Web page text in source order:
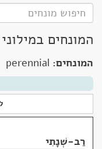
המונחים
המונחים: perennial
רַב-שְׁנָתִי